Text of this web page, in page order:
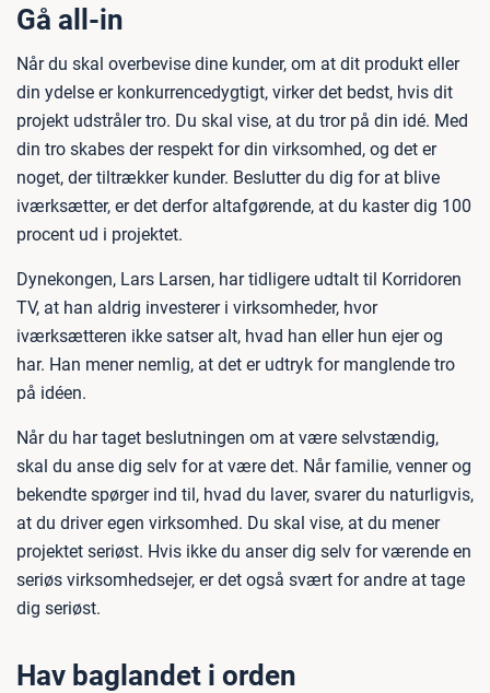
Gå all-in
Når du skal overbevise dine kunder, om at dit produkt eller
din ydelse er konkurrencedygtigt, virker det bedst, hvis dit
projekt udstråler tro. Du skal vise, at du tror på din idé. Med
din tro skabes der respekt for din virksomhed, og det er
noget, der tiltrækker kunder. Beslutter du dig for at blive
iværksætter, er det derfor altafgørende, at du kaster dig 100
procent ud i projektet.
Dynekongen, Lars Larsen, har tidligere udtalt til Korridoren
TV, at han aldrig investerer i virksomheder, hvor
iværksætteren ikke satser alt, hvad han eller hun ejer og
har. Han mener nemlig, at det er udtryk for manglende tro
på idéen.
Når du har taget beslutningen om at være selvstændig,
skal du anse dig selv for at være det. Når familie, venner og
bekendte spørger ind til, hvad du laver, svarer du naturligvis,
at du driver egen virksomhed. Du skal vise, at du mener
projektet seriøst. Hvis ikke du anser dig selv for værende en
seriøs virksomhedsejer, er det også svært for andre at tage
dig seriøst.
Hav baglandet i orden